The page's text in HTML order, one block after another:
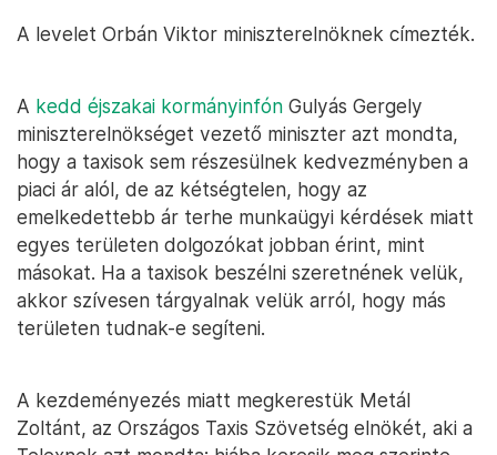
A levelet Orbán Viktor miniszterelnöknek címezték.
A kedd éjszakai kormányinfón Gulyás Gergely
miniszterelnökséget vezető miniszter azt mondta,
hogy a taxisok sem részesülnek kedvezményben a
piaci ár alól, de az kétségtelen, hogy az
emelkedettebb ár terhe munkaügyi kérdések miatt
egyes területen dolgozókat jobban érint, mint
másokat. Ha a taxisok beszélni szeretnének velük,
akkor szívesen tárgyalnak velük arról, hogy más
területen tudnak-e segíteni.
A kezdeményezés miatt megkerestük Metál
Zoltánt, az Országos Taxis Szövetség elnökét, aki a